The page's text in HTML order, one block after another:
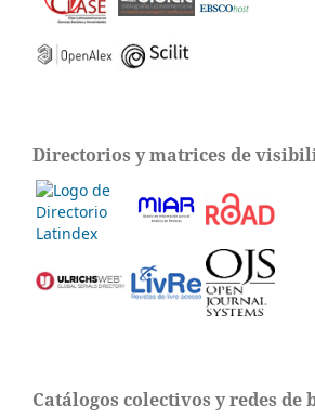
Directorios y matrices de
Catálogos colectivos y redes de